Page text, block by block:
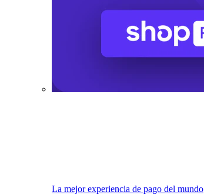
La mejor experiencia de pago del mundo